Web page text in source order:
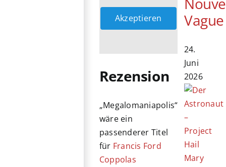
Akzeptieren
Rezension
„Megalomaniapolis“
wäre ein
passenderer Titel
für Francis Ford
Coppolas
Vague
24.
Juni
2026